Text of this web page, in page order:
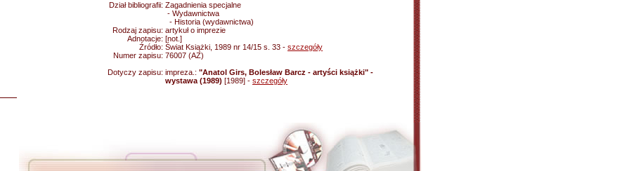
Dział bibliografii: Zagadnienia specjalne
- Wydawnictwa
- Historia (wydawnictwa)
Rodzaj zapisu: artykuł o imprezie
Adnotacje: [not.]
Źródło: Świat Książki, 1989 nr 14/15 s. 33 - szczegóły
Numer zapisu: 76007 (AZ)
Dotyczy zapisu: impreza.: "Anatol Girs, Bolesław Barcz - artyści książki" -
wystawa (1989) [1989] - szczegóły